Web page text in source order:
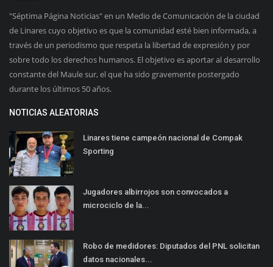
"Séptima Página Noticias" en un Medio de Comunicación de la ciudad
de Linares cuyo objetivo es que la comunidad esté bien informada, a
través de un periodismo que respeta la libertad de expresión y por
sobre todo los derechos humanos. El objetivo es aportar al desarrollo
constante del Maule sur, el que ha sido gravemente postergado
durante los últimos 50 años.
NOTICIAS ALEATORIAS
Linares tiene campeón nacional de Compak
Sporting
Jugadores albirrojos son convocados a
microciclo de la...
Robo de medidores: Diputados del PNL solicitan
datos nacionales...